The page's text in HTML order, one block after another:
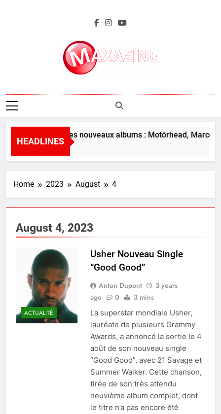
Maxazine.fr
HEADLINES
L’aperçu des nouveaux albums : Motörhead, Marco
3 Hours Ago
Home 2023 August 4
August 4, 2023
ACTUALITÉ
Usher Nouveau Single
“Good Good”
Anton Dupont
3 years
ago
0 3 mins
La superstar mondiale Usher,
lauréate de plusieurs Grammy
Awards, a annoncé la sortie le 4
août de son nouveau single
“Good Good”, avec 21 Savage et
Summer Walker. Cette chanson,
tirée de son très attendu
neuvième album complet, dont
le titre n’a pas encore été